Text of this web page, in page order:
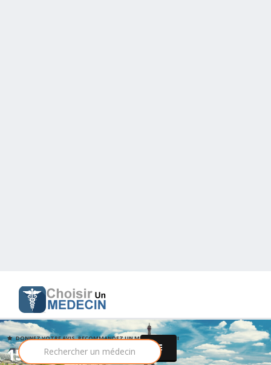
156 Dentiste
DONNEZ VOTRE AVIS, RECOMMANDEZ UN MEDECIN PARMI